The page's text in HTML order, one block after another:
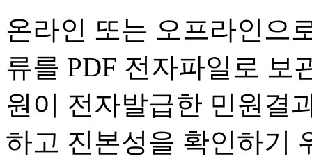
온라인 또는 오프라인으
류를 PDF 전자파일로 보
원이 전자발급한 민원결
하고 진본성을 확인하기